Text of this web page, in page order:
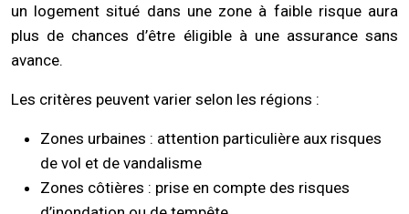
un logement situé dans une zone à faible risque aura
plus de chances d’être éligible à une assurance sans
avance.
Les critères peuvent varier selon les régions :
Zones urbaines : attention particulière aux risques
de vol et de vandalisme
Zones côtières : prise en compte des risques